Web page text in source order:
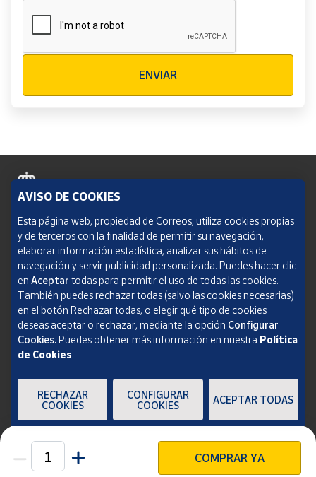
Unidades COMPRAR YA
ENVIAR
Política de cookies
Aviso legal
Condiciones del servicio
Política de Privacidad Web
Informe de transparencia
SOCIEDAD ESTATAL CORREOS Y TELÉGRAFOS, S.A., S.M.E. Todos los derechos
AVISO DE COOKIES
Esta página web, propiedad de Correos, utiliza cookies propias
y de terceros con la finalidad de permitir su navegación,
elaborar información estadística, analizar sus hábitos de
navegación y servir publicidad personalizada. Puedes hacer clic
en Aceptar todas para permitir el uso de todas las cookies.
También puedes rechazar todas (salvo las cookies necesarias)
en el botón Rechazar todas, o elegir qué tipo de cookies
deseas aceptar o rechazar, mediante la opción Configurar
Cookies.Puedes obtener más información en nuestra Política
de Cookies.
RECHAZAR
COOKIES
CONFIGURAR
COOKIES
ACEPTAR TODAS